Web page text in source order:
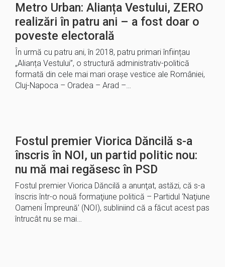
Metro Urban: Alianța Vestului, ZERO
realizări în patru ani – a fost doar o
poveste electorală
În urmă cu patru ani, în 2018, patru primari înființau
„Alianța Vestului”, o structură administrativ-politică
formată din cele mai mari orașe vestice ale României,
Cluj-Napoca – Oradea – Arad –…
Fostul premier Viorica Dăncilă s-a
înscris în NOI, un partid politic nou:
nu mă mai regăsesc în PSD
Fostul premier Viorica Dăncilă a anunţat, astăzi, că s-a
înscris într-o nouă formaţiune politică – Partidul ‘Naţiune
Oameni Împreună’ (NOI), subliniind că a făcut acest pas
întrucât nu se mai…